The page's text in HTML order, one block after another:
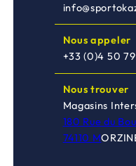
Nous appeler
+33 (0)4 50
Nous trouver
Magasins
180 Rue du
74110 M